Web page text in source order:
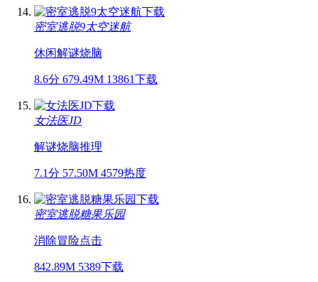
密室逃脱9太空迷航
休闲解谜烧脑
8.6分 679.49M 13861下载
女法医JD
解谜烧脑推理
7.1分 57.50M 4579热度
密室逃脱糖果乐园
消除冒险点击
842.89M 5389下载